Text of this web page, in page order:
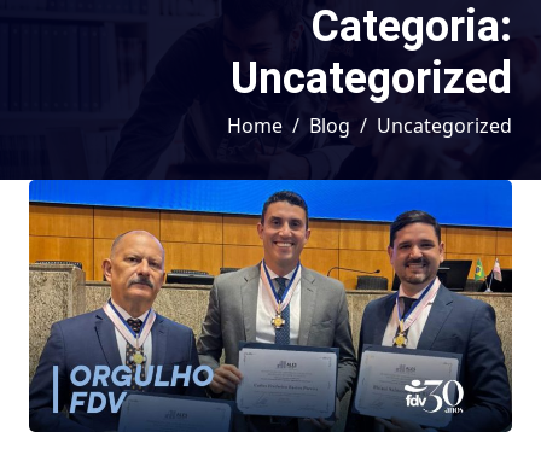
Categoria:
Uncategorized
Home Blog Uncategorized